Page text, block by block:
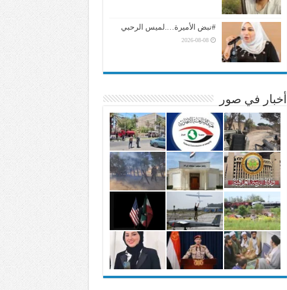
#نبض الأميرة….لميس الرحبي
2026-08-08
أخبار في صور